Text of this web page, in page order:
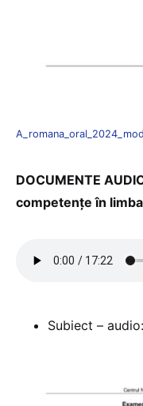
DOCUMENTE
competențe în
Subiect – audio: